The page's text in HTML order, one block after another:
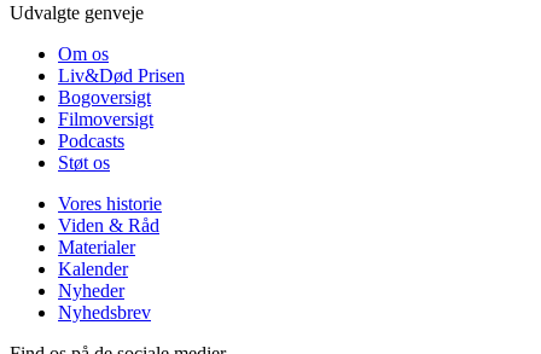
Udvalgte genveje
Om os
Liv&Død Prisen
Bogoversigt
Filmoversigt
Podcasts
Støt os
Vores historie
Viden & Råd
Materialer
Kalender
Nyheder
Nyhedsbrev